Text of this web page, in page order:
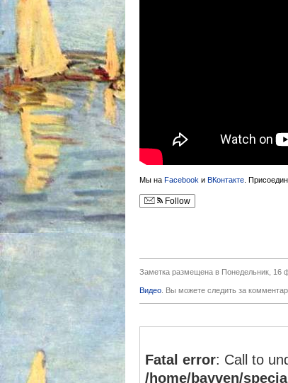
Мы на Facebook и ВКонтакте .
Follow
Заметка размещена в Понедельник, 16
Видео . Вы можете следить за
Fatal error: Call to
/home/bayven/